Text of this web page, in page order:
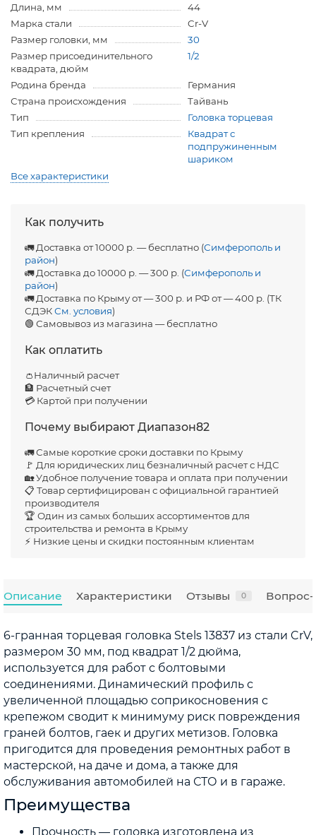
Длина, мм
44
Марка стали
Cr-V
Размер головки, мм
30
Размер присоединительного
квадрата, дюйм
1/2
Родина бренда
Германия
Страна происхождения
Тайвань
Тип
Головка торцевая
Тип крепления
Квадрат с
подпружиненным
шариком
Все характеристики
Как получить
🚛 Доставка от 10000 р. — бесплатно (Симферополь и
район)
🚛 Доставка до 10000 р. — 300 р. (Симферополь и
район)
🚛 Доставка по Крыму от — 300 р. и РФ от — 400 р. (ТК
СДЭКСм. условия)
🟢 Самовывоз из магазина — бесплатно
Как оплатить
👛Наличный расчет
🏦 Расчетный счет
💳 Картой при получении
Почему выбирают Диапазон82
🚛 Самые короткие сроки доставки по Крыму
🚩 Для юридических лиц безналичный расчет с НДС
🏡 Удобное получение товара и оплата при получении
📋 Товар сертифицирован с официальной гарантией
производителя
🏆 Один из самых больших ассортиментов для
строительства и ремонта в Крыму
⚡ Низкие цены и скидки постоянным клиентам
Описание Характеристики Отзывы 0 Вопрос-
6-гранная торцевая головка Stels 13837 из стали CrV,
размером 30 мм, под квадрат 1/2 дюйма,
используется для работ с болтовыми
соединениями. Динамический профиль с
увеличенной площадью соприкосновения с
крепежом сводит к минимуму риск повреждения
граней болтов, гаек и других метизов. Головка
пригодится для проведения ремонтных работ в
мастерской, на даче и дома, а также для
обслуживания автомобилей на СТО и в гараже.
Преимущества
Прочность — головка изготовлена из